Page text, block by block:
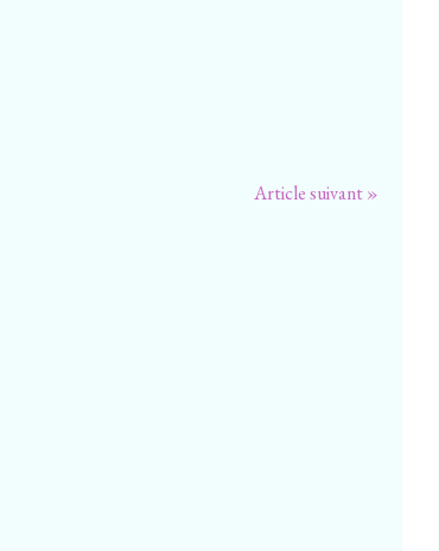
Article suivant »